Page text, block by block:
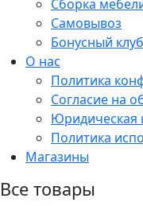
Сборка
Самовывоз
Бонусный клуб
О нас
Политика
Согласие на
Юридическая
Политика
Магазины
Все товары